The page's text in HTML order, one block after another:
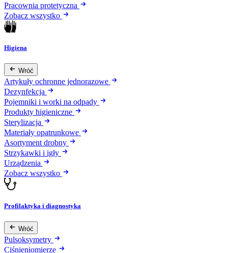
Pracownia protetyczna
Zobacz wszystko
Higiena
Wróć
Artykuły ochronne jednorazowe
Dezynfekcja
Pojemniki i worki na odpady
Produkty higieniczne
Sterylizacja
Materiały opatrunkowe
Asortyment drobny
Strzykawki i igły
Urządzenia
Zobacz wszystko
Profilaktyka i diagnostyka
Wróć
Pulsoksymetry
Ciśnieniomierze